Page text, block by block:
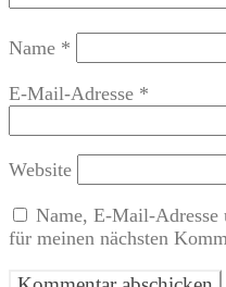
Name *
E-Mail-Adresse *
Website
Name, E-Mail-Adresse
für meinen nächsten